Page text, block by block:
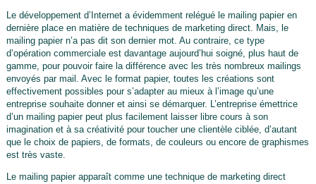
Le développement d’Internet a évidemment relégué le mailing papier en
dernière place en matière de techniques de marketing direct. Mais, le
mailing papier n’a pas dit son dernier mot. Au contraire, ce type
d’opération commerciale est davantage aujourd’hui soigné, plus haut de
gamme, pour pouvoir faire la différence avec les très nombreux mailings
envoyés par mail. Avec le format papier, toutes les créations sont
effectivement possibles pour s’adapter au mieux à l’image qu’une
entreprise souhaite donner et ainsi se démarquer. L’entreprise émettrice
d’un mailing papier peut plus facilement laisser libre cours à son
imagination et à sa créativité pour toucher une clientèle ciblée, d’autant
que le choix de papiers, de formats, de couleurs ou encore de graphismes
est très vaste.
Le mailing papier apparaît comme une technique de marketing direct